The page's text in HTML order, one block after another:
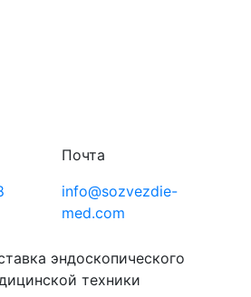
Почта
info@sozvezdie-
med.com
эндоскопического
техники